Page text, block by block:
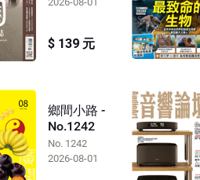
$ 139 元
鄉間小路 -
No.1242
No. 1242
2026-08-01